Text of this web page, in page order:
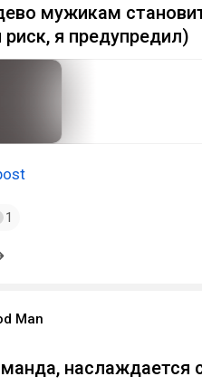
мужикам
риск, я предупредил)
1
Man
наслаждается